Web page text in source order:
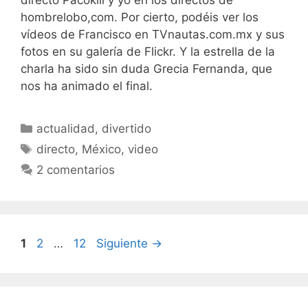
hombrelobo,com. Por cierto, podéis ver los
vídeos de Francisco en TVnautas.com.mx y sus
fotos en su galería de Flickr. Y la estrella de la
charla ha sido sin duda Grecia Fernanda, que
nos ha animado el final.
Categorías
actualidad , divertido
Etiquetas
directo, México, video
2 comentarios
Página
1 Página
2 … Página
12 Siguiente →